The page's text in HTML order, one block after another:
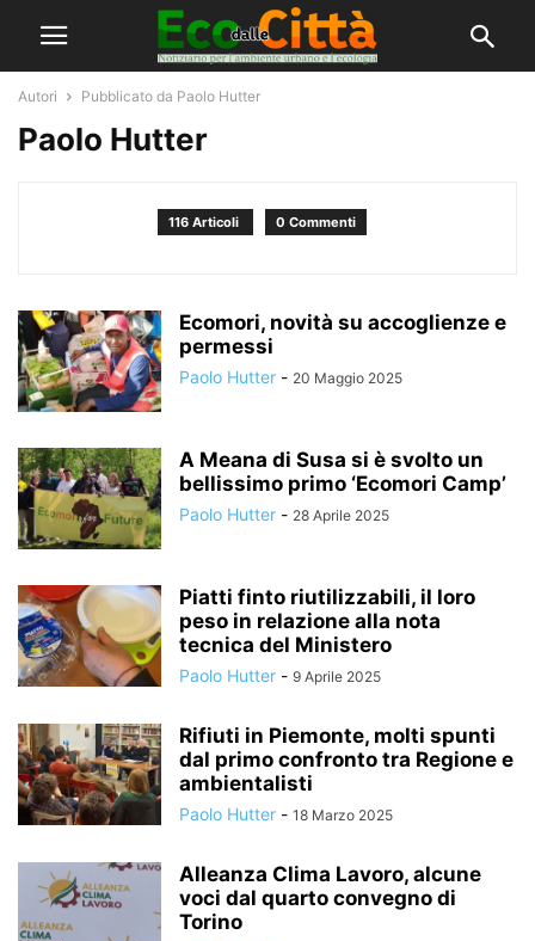
Autori Pubblicato da Paolo Hutter
Paolo Hutter
116 Articoli 0 Commenti
Ecomori, novità su accoglienze e
permessi
Paolo Hutter - 20 Maggio 2025
A Meana di Susa si è svolto un
bellissimo primo ‘Ecomori Camp’
Paolo Hutter - 28 Aprile 2025
Piatti finto riutilizzabili, il loro
peso in relazione alla nota
tecnica del Ministero
Paolo Hutter - 9 Aprile 2025
Rifiuti in Piemonte, molti spunti
dal primo confronto tra Regione e
ambientalisti
Paolo Hutter - 18 Marzo 2025
Alleanza Clima Lavoro, alcune
voci dal quarto convegno di
Torino